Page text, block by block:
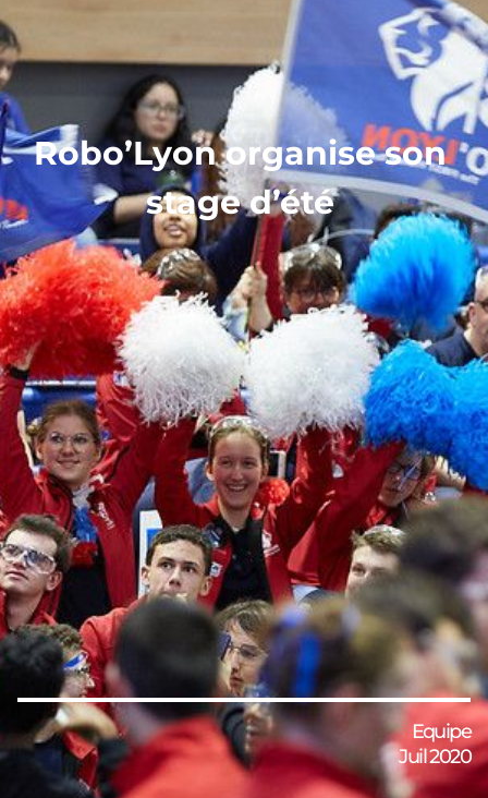
Robo’Lyon organise son
stage d’été
Equipe
Juil 2020